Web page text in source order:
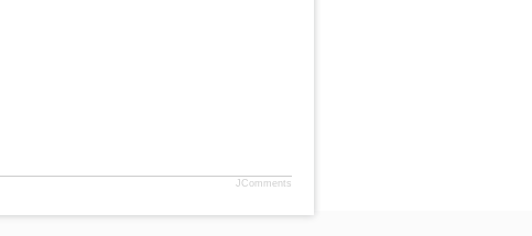
JComments